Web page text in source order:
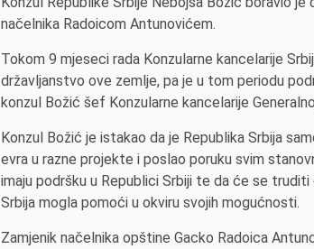
načelnika Radoicom Antunovićem.
Tokom 9 mjeseci rada Konzularne kancelarije
državljanstvo ove zemlje, pa je u tom periodu
konzul Božić šef Konzularne kancelarije
Konzul Božić je istakao da je Republika Srbija
evra u razne projekte i poslao poruku svim
imaju podršku u Republici Srbiji te da će se
Srbija mogla pomoći u okviru svojih mogućnosti.
Zamjenik načelnika opštine Gacko Radoica